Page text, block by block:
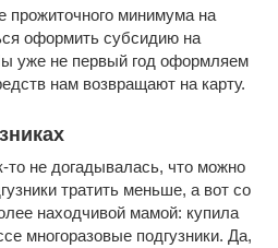
минимума на
оформить субсидию на
уже не первый год оформляем
нам возвращают на карту.
не догадывалась, что можно
тратить меньше, а вот со
находчивой мамой: купила
многоразовые подгузники. Да,